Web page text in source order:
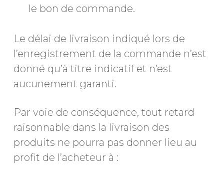
le bon de commande.
Le délai de livraison indiqué lors de
l’enregistrement de la commande n’est
donné qu’à titre indicatif et n’est
aucunement garanti.
Par voie de conséquence, tout retard
raisonnable dans la livraison des
produits ne pourra pas donner lieu au
profit de l’acheteur à :